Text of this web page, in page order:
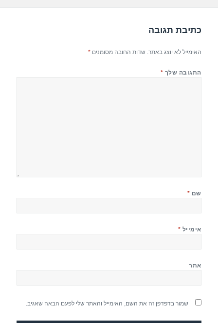
k
כתיבת תגובה
האימייל לא יוצג באתר. שדות החובה מסומנים*
התגובה שלך *
שם *
אימייל *
אתר
שמור בדפדפן זה את השם, האימייל והאתר שלי לפעם הבאה שאגיב.